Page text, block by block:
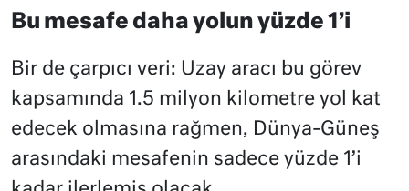
Bu mesafe daha yolun yüzde 1’i
Bir de çarpıcı veri: Uzay aracı bu görev
kapsamında 1.5 milyon kilometre yol kat
edecek olmasına rağmen, Dünya-Güneş
arasındaki mesafenin sadece yüzde 1’i